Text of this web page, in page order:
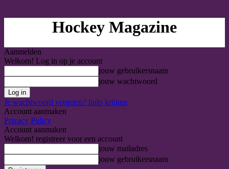
Hockey Magazine
Aanmelden
Welkom! Log in op je account
jouw gebruikersnaam
jouw wachtwoord
Je wachtwoord vergeten? hulp krijgen
Account aanmaken
Privacy Policy
Account aanmaken
Welkom! registreer voor een account
jouw mailadres
jouw gebruikersnaam